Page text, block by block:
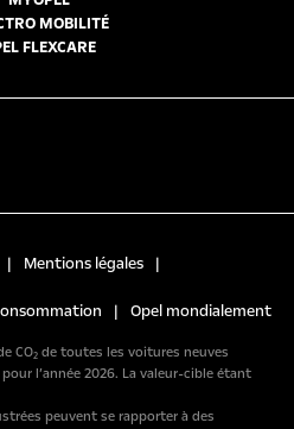
MOBILITÉ
FLEXCARE
| Mentions légales
|
| Opel mondialement
CO₂ de toutes les voitures neuves
l’année 2026. La valeur-cible étant
peuvent se rapporter à des